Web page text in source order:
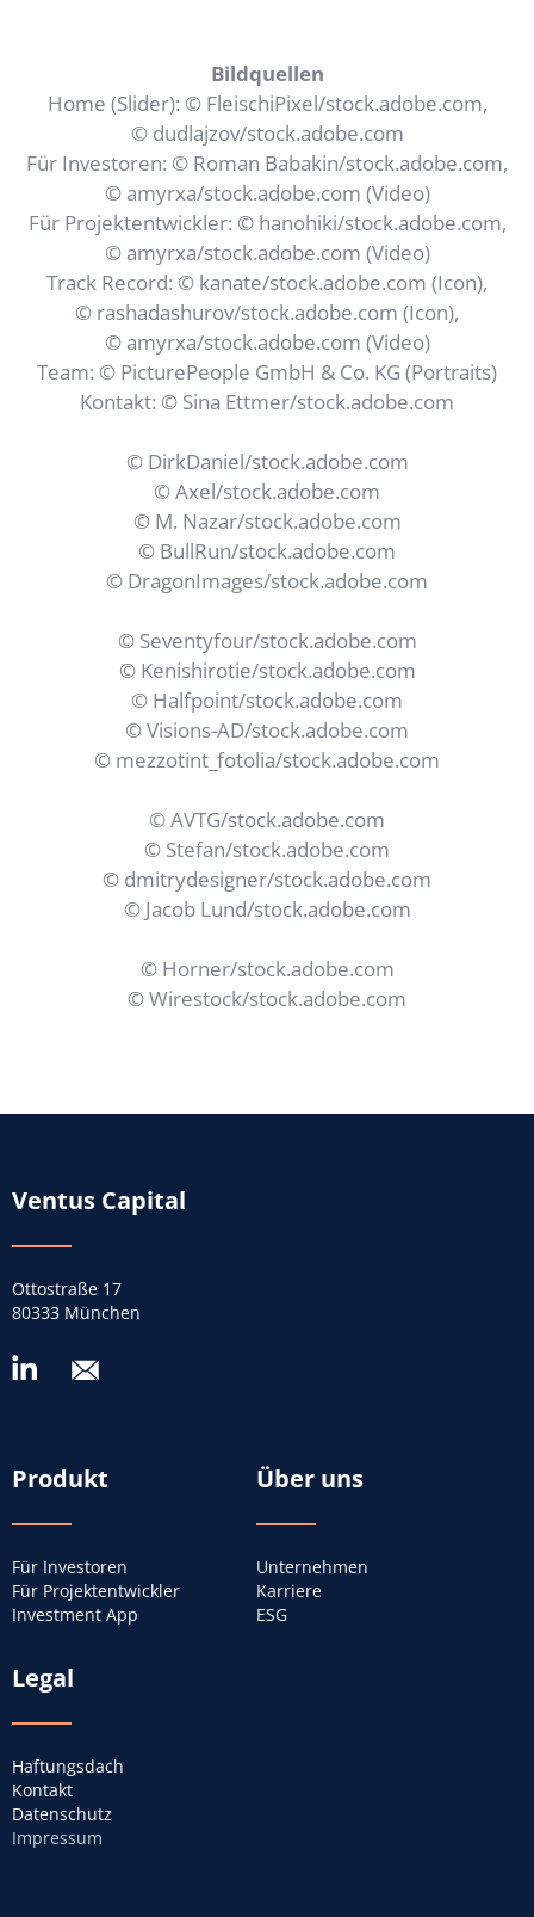
Bildquellen
Home (Slider): © FleischiPixel/stock.adobe.com,
© dudlajzov/stock.adobe.com
Für Investoren: © Roman Babakin/stock.adobe.com,
© amyrxa/stock.adobe.com (Video)
Für Projektentwickler: © hanohiki/stock.adobe.com,
© amyrxa/stock.adobe.com (Video)
Track Record: © kanate/stock.adobe.com (Icon),
© rashadashurov/stock.adobe.com (Icon),
© amyrxa/stock.adobe.com (Video)
Team: © PicturePeople GmbH & Co. KG (Portraits)
Kontakt: © Sina Ettmer/stock.adobe.com
© DirkDaniel/stock.adobe.com
© Axel/stock.adobe.com
© M. Nazar/stock.adobe.com
© BullRun/stock.adobe.com
© DragonImages/stock.adobe.com
© Seventyfour/stock.adobe.com
© Kenishirotie/stock.adobe.com
© Halfpoint/stock.adobe.com
© Visions-AD/stock.adobe.com
© mezzotint_fotolia/stock.adobe.com
© AVTG/stock.adobe.com
© Stefan/stock.adobe.com
© dmitrydesigner/stock.adobe.com
© Jacob Lund/stock.adobe.com
© Horner/stock.adobe.com
© Wirestock/stock.adobe.com
Ventus Capital
Ottostraße 17
80333 München
Navigation
Produkt
Für Investoren
Für Projektentwickler
Investment App
Über uns
Unternehmen
Karriere
ESG
Legal
Haftungsdach
Kontakt
Datenschutz
Impressum